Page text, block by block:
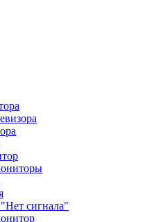
сигнала"